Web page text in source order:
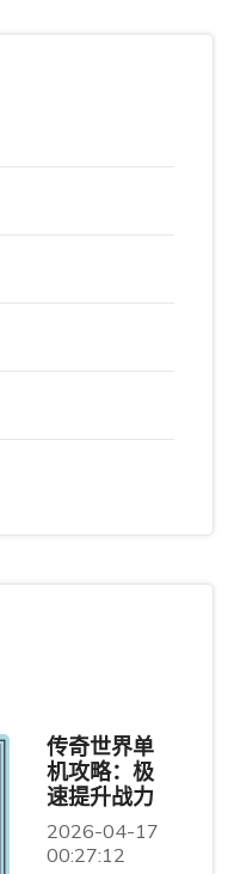
传奇世界单
机攻略：极
速提升战力
2026-04-17
00:27:12